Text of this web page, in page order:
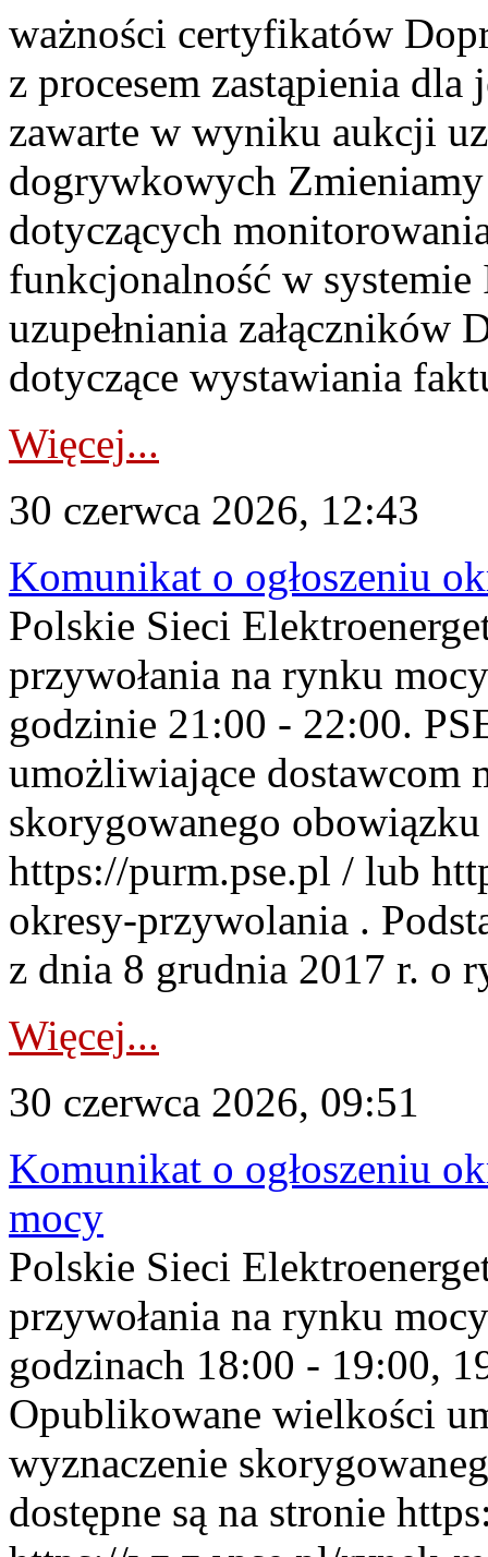
ważności certyfikatów
z procesem zastąpienia
zawarte w wyniku aukcji
dogrywkowych Zmieniamy
dotyczących
funkcjonalność w
uzupełniania załączników
dotyczące wystawiania
Więcej...
30 czerwca 2026, 12:43
Komunikat o ogłoszeniu
Polskie Sieci
przywołania na rynku
godzinie 21:00 - 22:00.
umożliwiające dostawcom
skorygowanego
https://purm.pse.pl / lub
okresy-przywolania .
z dnia 8 grudnia 2017 r. o
Więcej...
30 czerwca 2026, 09:51
Komunikat o ogłoszeniu
mocy
Polskie Sieci
przywołania na rynku
godzinach 18:00 - 19:00,
Opublikowane wielkości
wyznaczenie
dostępne są na stronie